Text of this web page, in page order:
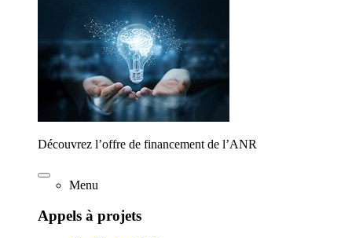
Découvrez l’offre de financement de l’ANR
Menu
Appels à projets